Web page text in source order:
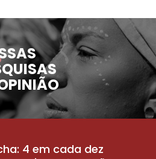
4 em cada dez